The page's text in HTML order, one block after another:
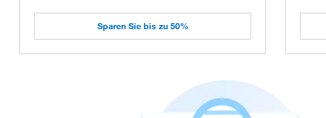
Sparen Sie bis zu 50%